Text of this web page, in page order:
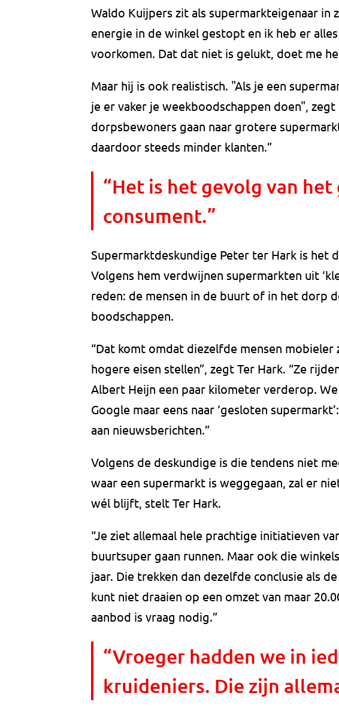
Waldo Kuijpers zit als supermarkteigenaar in
energie in de winkel gestopt en ik heb er
voorkomen. Dat dat niet is gelukt, doet me
Maar hij is ook realistisch. "Als je een
je er vaker je weekboodschappen doen",
dorpsbewoners gaan naar grotere
daardoor steeds minder klanten.”
“Het is het gevolg van het
consument.”
Supermarktdeskundige Peter ter Hark is het
Volgens hem verdwijnen supermarkten uit
reden: de mensen in de buurt of in het dorp
boodschappen.
“Dat komt omdat diezelfde mensen
hogere eisen stellen”, zegt Ter Hark. “Ze
Albert Heijn een paar kilometer verderop.
Google maar eens naar ‘gesloten
aan nieuwsberichten.”
Volgens de deskundige is die tendens niet
waar een supermarkt is weggegaan, zal er
wél blijft, stelt Ter Hark.
“Je ziet allemaal hele prachtige initiatieven
buurtsuper gaan runnen. Maar ook die
jaar. Die trekken dan dezelfde conclusie als
kunt niet draaien op een omzet van maar
aanbod is vraag nodig.”
“Vroeger hadden we in
kruideniers. Die zijn